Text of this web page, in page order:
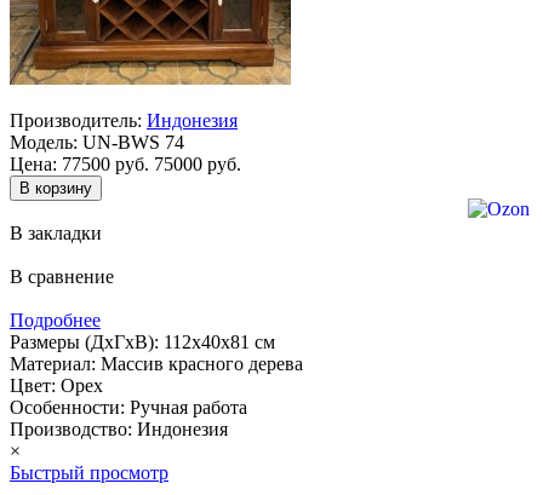
Производитель: Индонезия
Модель: UN-BWS 74
Цена: 77500 руб. 75000 руб.
В закладки
В сравнение
Подробнее
Размеры (ДхГхВ): 112х40х81 см
Материал: Массив красного дерева
Цвет: Орех
Особенности: Ручная работа
Производство: Индонезия
×
Быстрый просмотр